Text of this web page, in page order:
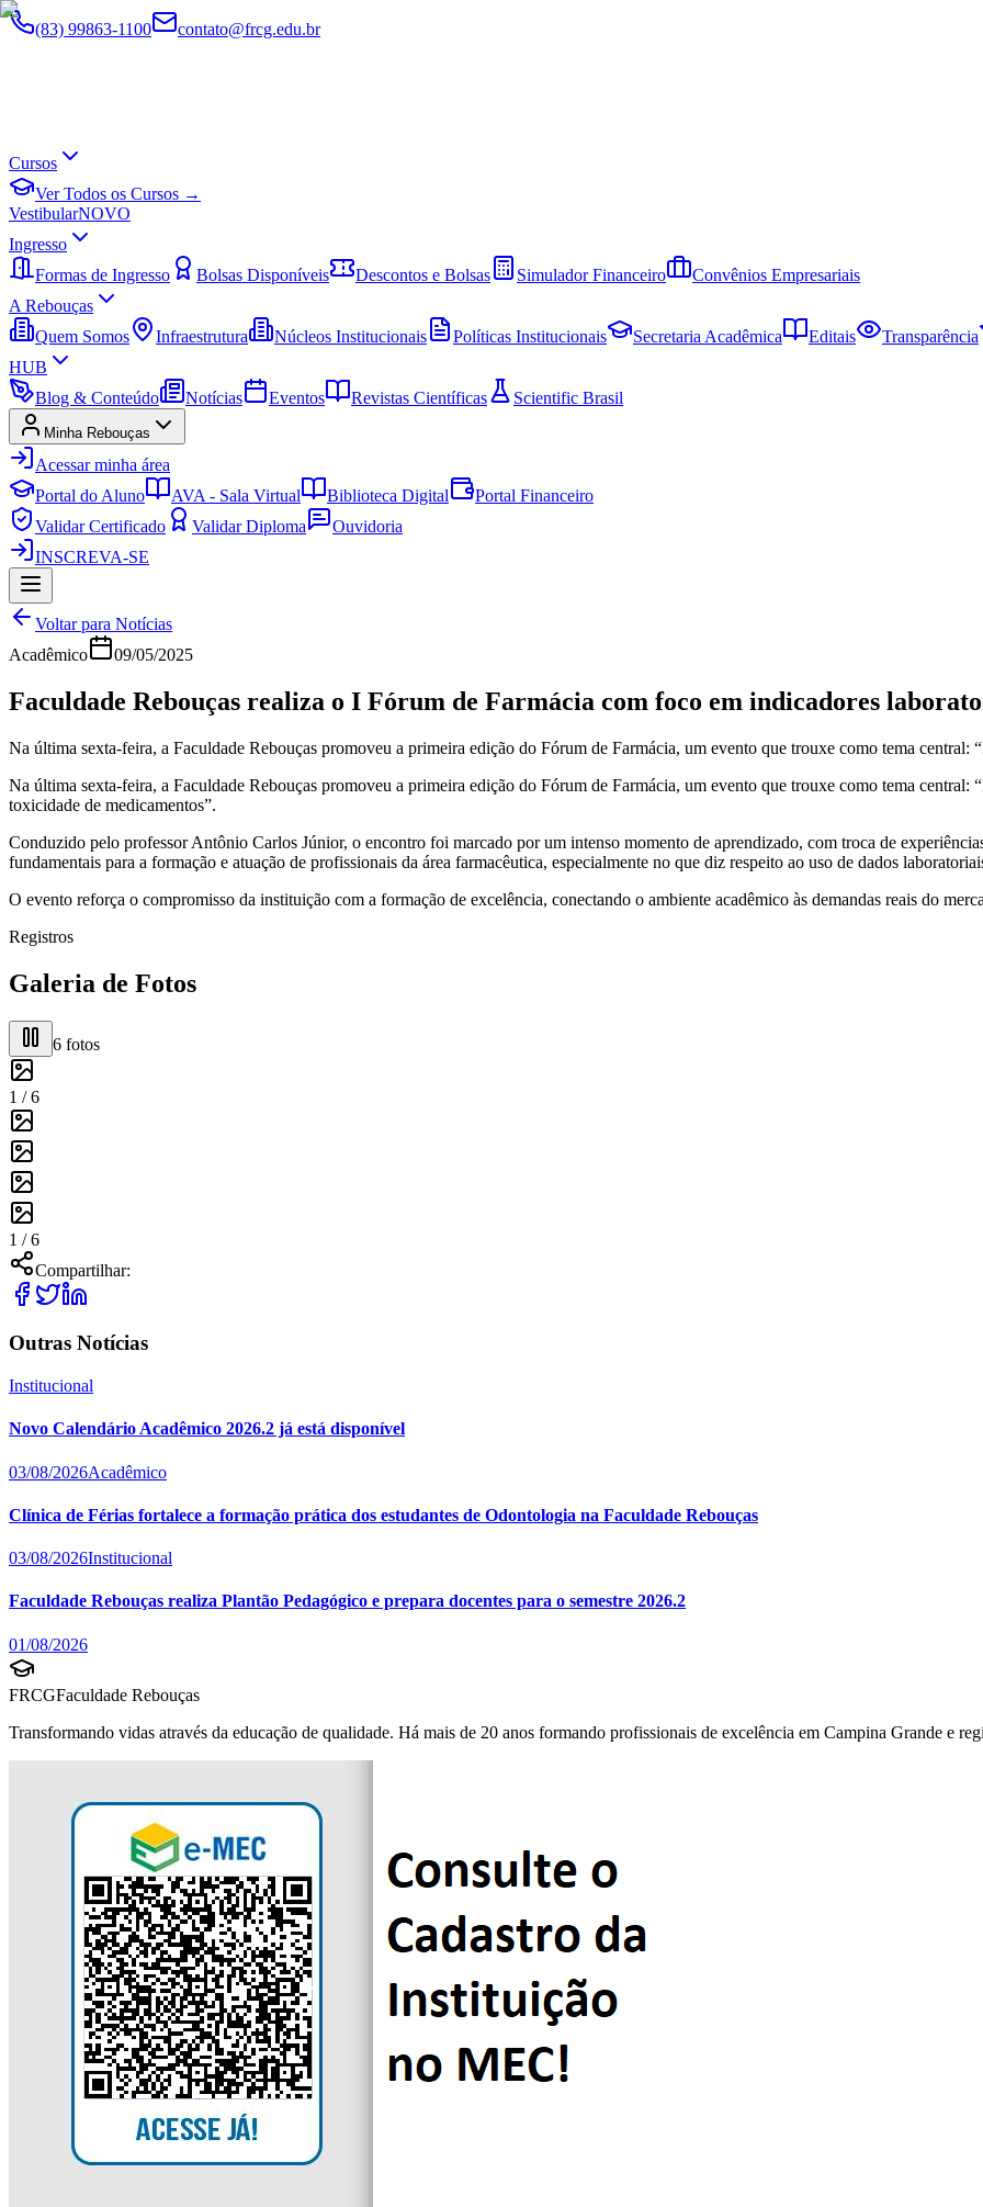
(83) 99863-1100 contato@frcg.edu.br
Cursos
Ver Todos os Cursos →
VestibularNOVO
Ingresso
Formas de Ingresso
Bolsas Disponíveis Descontos e Bolsas Simulador Financeiro
Convênios Empresariais
A Rebouças
Quem Somos
Infraestrutura Núcleos Institucionais Políticas Institucionais Secretaria Acadêmica Editais
Transparência
HUB
Blog & Conteúdo
Notícias Eventos Revistas Científicas Scientific Brasil
Minha Rebouças
Acessar minha área
Portal do Aluno
AVA - Sala Virtual Biblioteca Digital
Portal Financeiro
Validar Certificado
Validar Diploma
Ouvidoria
INSCREVA-SE
Voltar para Notícias
Acadêmico
09/05/2025
Faculdade Rebouças realiza o I Fórum de Farmácia com foco em indicadores
Na última sexta-feira, a Faculdade Rebouças promoveu a primeira edição do Fórum de Farmácia, um evento que trouxe como tema central:
Na última sexta-feira, a Faculdade Rebouças promoveu a primeira edição do Fórum de Farmácia, um evento que trouxe como tema central:
toxicidade de medicamentos”.
Conduzido pelo professor Antônio Carlos Júnior, o encontro foi marcado por um intenso momento de aprendizado, com troca de
fundamentais para a formação e atuação de profissionais da área farmacêutica, especialmente no que diz respeito ao uso de dados
O evento reforça o compromisso da instituição com a formação de excelência, conectando o ambiente acadêmico às demandas reais do
Registros
Galeria de Fotos
6 fotos
1 /6
1 /6
Compartilhar:
Outras Notícias
Institucional
Novo Calendário Acadêmico 2026.2 já está disponível
03/08/2026Acadêmico
Clínica de Férias fortalece a formação prática dos estudantes de Odontologia na Faculdade Rebouças
03/08/2026Institucional
Faculdade Rebouças realiza Plantão Pedagógico e prepara docentes para o semestre 2026.2
01/08/2026
FRCGFaculdade Rebouças
Transformando vidas através da educação de qualidade. Há mais de 20 anos formando profissionais de excelência em Campina Grande e